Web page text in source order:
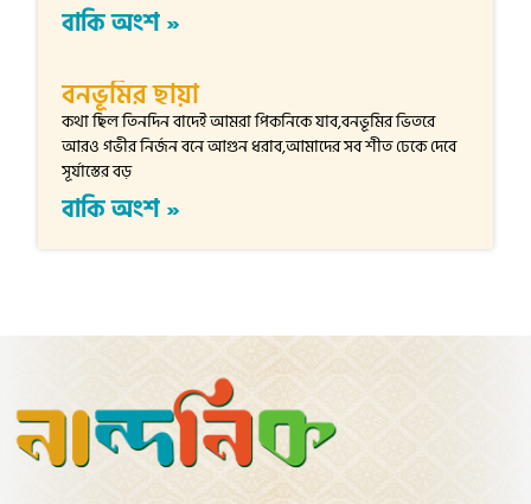
বাকি অংশ »
বনভূমির ছায়া
কথা ছিল তিনদিন বাদেই আমরা পিকনিকে যাব,বনভূমির ভিতরে
আরও গভীর নির্জন বনে আগুন ধরাব,আমাদের সব শীত ঢেকে দেবে
সূর্যাস্তের বড়
বাকি অংশ »